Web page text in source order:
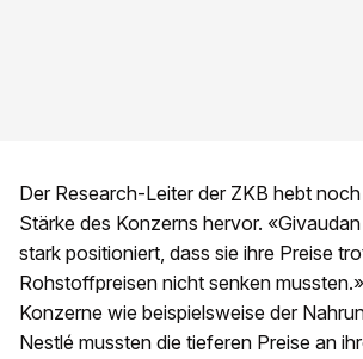
Der Research-Leiter der ZKB hebt
Stärke des Konzerns hervor.
stark positioniert, dass sie ihre Preise
Rohstoffpreisen nicht senken
Konzerne wie beispielsweise der
Nestlé mussten die tieferen Preise an